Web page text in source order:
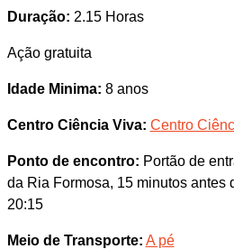
Duração: 2.15 Horas
Ação gratuita
Idade Minima: 8 anos
Centro Ciência Viva: Centro
Ponto de encontro: Portão de
da Ria Formosa, 15 minutos antes
20:15
Meio de Transporte: A pé